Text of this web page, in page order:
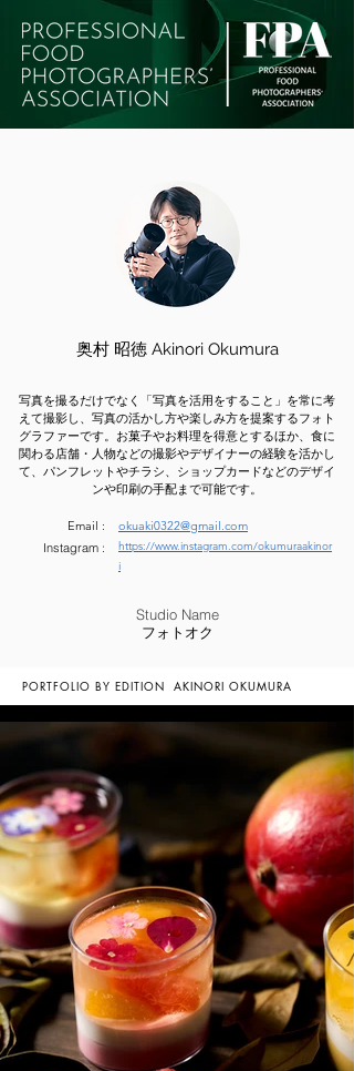
奥村 昭徳 Akinori Okumura
写真を撮るだけでなく「写真を活用をすること」を常に考
えて撮影し、写真の活かし方や楽しみ方を提案するフォト
グラファーです。お菓子やお料理を得意とするほか、食に
関わる店舗・人物などの撮影やデザイナーの経験を活かし
て、パンフレットやチラシ、ショップカードなどのデザイ
ンや印刷の手配まで可能です。
Email :
Instagram :
okuaki0322@gmail.com
https://www.instagram.com/okumuraakinor
i
Studio Name
フォトオク
PORTFOLIO BY EDITION AKINORI OKUMURA